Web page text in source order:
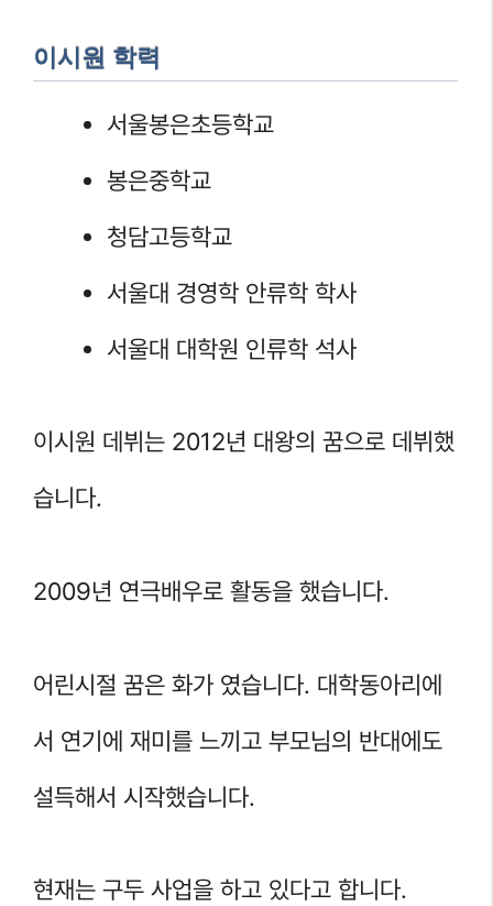
이시원 학력
서울봉은초등학교
봉은중학교
청담고등학교
서울대 경영학 안류학 학사
서울대 대학원 인류학 석사
이시원 데뷔는 2012년 대왕의 꿈으로 데뷔했
습니다.
2009년 연극배우로 활동을 했습니다.
어린시절 꿈은 화가 였습니다. 대학동아리에
서 연기에 재미를 느끼고 부모님의 반대에도
설득해서 시작했습니다.
현재는 구두 사업을 하고 있다고 합니다.